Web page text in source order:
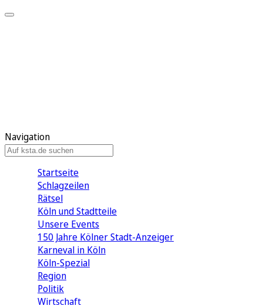
Navigation
Startseite
Schlagzeilen
Rätsel
Köln und Stadtteile
Unsere Events
150 Jahre Kölner Stadt-Anzeiger
Karneval in Köln
Köln-Spezial
Region
Politik
Wirtschaft